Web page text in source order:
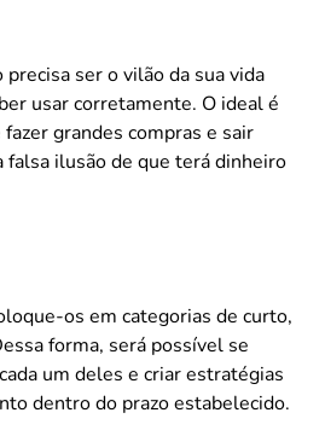
ser o vilão da sua vida
usar corretamente. O ideal é
grandes compras e sair
falsa ilusão de que terá dinheiro
os em categorias de curto,
forma, será possível se
um deles e criar estratégias
dentro do prazo estabelecido.